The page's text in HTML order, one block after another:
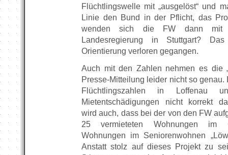
Flüchtlingswelle mit „ausgelöst“ und
Linie den Bund in der Pflicht, das
wenden sich die FW dann
Landesregierung in Stuttgart?
Orientierung verloren gegangen.
Auch mit den Zahlen nehmen es die
Presse-Mitteilung leider nicht so
Flüchtlingszahlen in Loffenau
Mietentschädigungen nicht korrekt
wird auch, dass bei der von den FW
25 vermieteten Wohnungen im
Wohnungen im Seniorenwohnen
Anstatt stolz auf dieses Projekt zu